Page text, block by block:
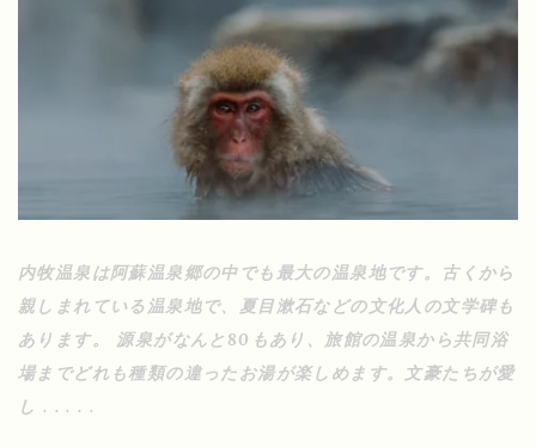
内牧温泉は阿蘇温泉郷の中でも最大の温泉地です。古くから
親しまれている温泉地で、夏目漱石などの文化人の文学碑も
あります。 源泉がなんと80もあり、旅館の温泉から共同浴
場までどれも種類の違ったお湯が楽しめます。文豪たちが愛
し . . . . .